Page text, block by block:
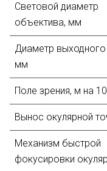
Световой диаметр
объектива, мм
Диаметр выходного
мм
Поле зрения, м на
Вынос окулярной
Механизм быстрой
фокусировки